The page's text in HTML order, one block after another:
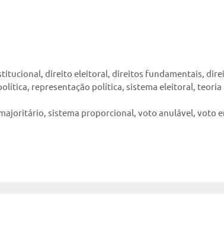
,direito eleitoral,direitos fundamentais,
, representação política, sistema eleitoral, teoria
,sistema proporcional,voto anulável,voto